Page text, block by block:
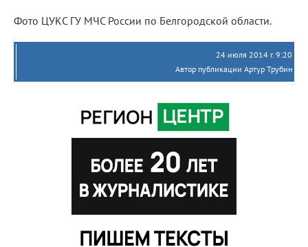
Фото ЦУКС ГУ МЧС России по Белгородской области.
24 июля 2014 г. 9:20
Автор публикации Артур Трубин